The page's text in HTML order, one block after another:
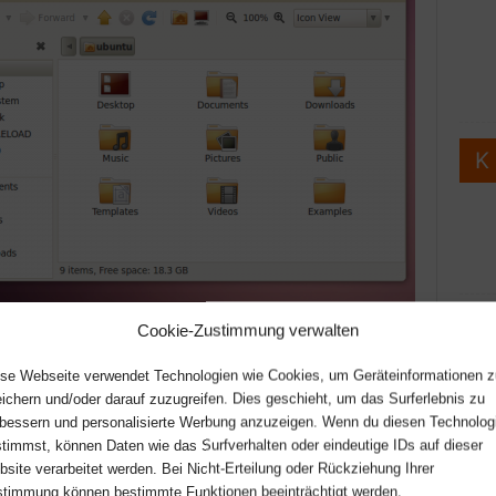
Cookie-Zustimmung verwalten
Webseite verwendet Technologien wie Cookies, um Geräteinformationen
und/oder darauf zuzugreifen. Dies geschieht, um das Surferlebnis zu
und personalisierte Werbung anzuzeigen. Wenn du diesen
können Daten wie das Surfverhalten oder eindeutige IDs auf dieser
verarbeitet werden. Bei Nicht-Erteilung oder Rückziehung Ihrer
können bestimmte Funktionen beeinträchtigt werden.
Am Theme selber kann ich nicht viel meckern.
sehr anShiki-Colors, doch mit den flachen
auf der linken Seite erinnert Ubuntu jetzt SEHR an
gut vorstellen, dass die Umstellung nicht jedem